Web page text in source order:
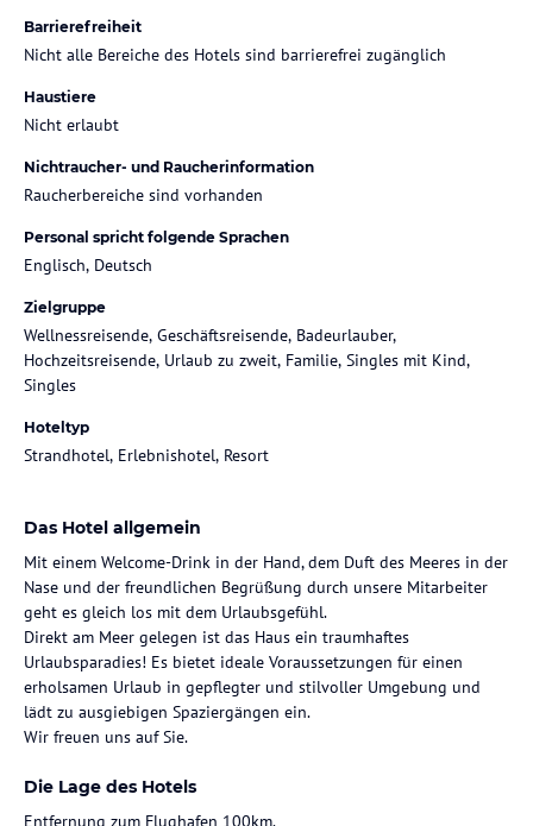
Barrierefreiheit
Nicht alle Bereiche des Hotels sind barrierefrei zugänglich
Haustiere
Nicht erlaubt
Nichtraucher- und Raucherinformation
Raucherbereiche sind vorhanden
Personal spricht folgende Sprachen
Englisch, Deutsch
Zielgruppe
Wellnessreisende, Geschäftsreisende, Badeurlauber,
Hochzeitsreisende, Urlaub zu zweit, Familie, Singles mit Kind,
Singles
Hoteltyp
Strandhotel, Erlebnishotel, Resort
Das Hotel allgemein
Mit einem Welcome-Drink in der Hand, dem Duft des Meeres in der
Nase und der freundlichen Begrüßung durch unsere Mitarbeiter
geht es gleich los mit dem Urlaubsgefühl.
Direkt am Meer gelegen ist das Haus ein traumhaftes
Urlaubsparadies! Es bietet ideale Voraussetzungen für einen
erholsamen Urlaub in gepflegter und stilvoller Umgebung und
lädt zu ausgiebigen Spaziergängen ein.
Wir freuen uns auf Sie.
Die Lage des Hotels
Entfernung zum Flughafen 100km.